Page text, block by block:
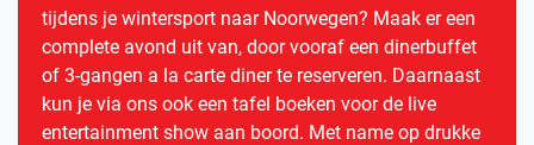
tijdens je wintersport naar Noorwegen? Maak er een
complete avond uit van, door vooraf een dinerbuffet
of 3-gangen a la carte diner te reserveren. Daarnaast
kun je via ons ook een tafel boeken voor de live
entertainment show aan boord. Met name op drukke